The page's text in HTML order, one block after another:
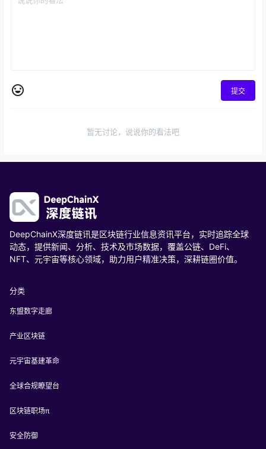
提交
暂无讨论，说说你的看法吧
DeepChainX深度链讯是区块链行业信息资讯平台，实时追踪全球
动态，提供新闻、分析、技术及市场数据，覆盖公链、DeFi、
NFT、元宇宙等核心领域，助力用户精准决策，深耕链圈价值。
分类
东盟数字走廊
产业区块链
元宇宙基建革命
全球合规瞭望台
区块链职场π
安全防御